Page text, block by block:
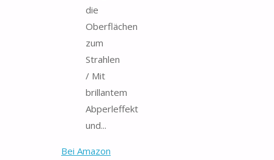
die
Oberflächen
zum
Strahlen
/ Mit
brillantem
Abperleffekt
und...
Bei Amazon